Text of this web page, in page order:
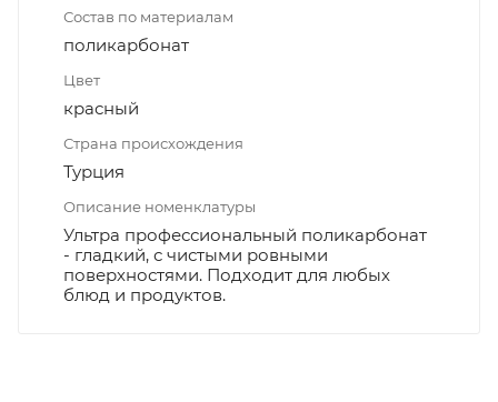
Состав по материалам
поликарбонат
Цвет
красный
Страна происхождения
Турция
Описание номенклатуры
Ультра профессиональный поликарбонат
- гладкий, с чистыми ровными
поверхностями. Подходит для любых
блюд и продуктов.